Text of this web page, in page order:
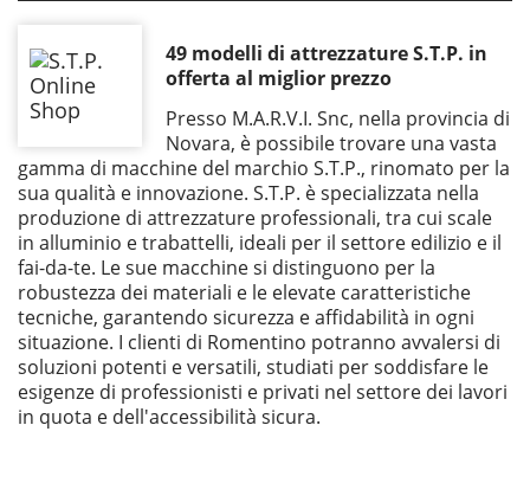
49 modelli di attrezzature S.T.P. in
offerta al miglior prezzo
Presso M.A.R.V.I. Snc, nella provincia di
Novara, è possibile trovare una vasta
gamma di macchine del marchio S.T.P., rinomato per la
sua qualità e innovazione. S.T.P. è specializzata nella
produzione di attrezzature professionali, tra cui scale
in alluminio e trabattelli, ideali per il settore edilizio e il
fai-da-te. Le sue macchine si distinguono per la
robustezza dei materiali e le elevate caratteristiche
tecniche, garantendo sicurezza e affidabilità in ogni
situazione. I clienti di Romentino potranno avvalersi di
soluzioni potenti e versatili, studiati per soddisfare le
esigenze di professionisti e privati nel settore dei lavori
in quota e dell'accessibilità sicura.